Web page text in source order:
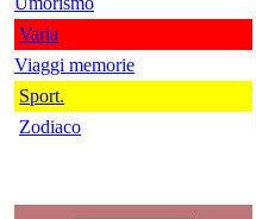
Varia
Viaggi memorie
Sport.
Zodiaco